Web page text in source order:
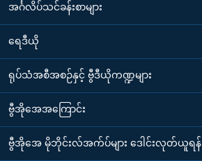
အင်္ဂလိပ်သင်ခန်းစာများ
ရေဒီယို
ရုပ်သံအစီအစဉ်နှင့် ဗွီဒီယိုကဏ္ဍများ
ဗွီအိုအေအကြောင်း
ဗွီအိုအေ မိုဘိုင်းလ်အက်ပ်များ ဒေါင်းလုတ်ယူရန်